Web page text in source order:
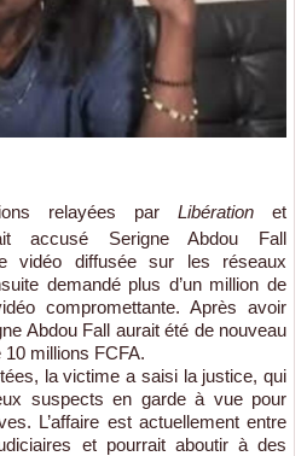
relayées par Libération et
accusé Serigne Abdou Fall
vidéo diffusée sur les réseaux
demandé plus d’un million de
compromettante. Après avoir
Abdou Fall aurait été de nouveau
millions FCFA.
la victime a saisi la justice, qui
suspects en garde à vue pour
L’affaire est actuellement entre
et pourrait aboutir à des